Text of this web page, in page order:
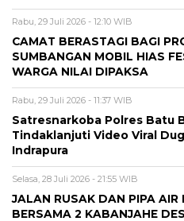
Rabu, 29 Juli 2026 - 12:10 WIB
CAMAT BERASTAGI BAGI
SUMBANGAN MOBIL HIAS
WARGA NILAI DIPAKSA
Rabu, 29 Juli 2026 - 11:37 WIB
Satresnarkoba Polres Batu
Tindaklanjuti Video Viral
Indrapura
Selasa, 28 Juli 2026 - 21:55 WIB
JALAN RUSAK DAN PIPA AIR
BERSAMA 2 KABANJAHE